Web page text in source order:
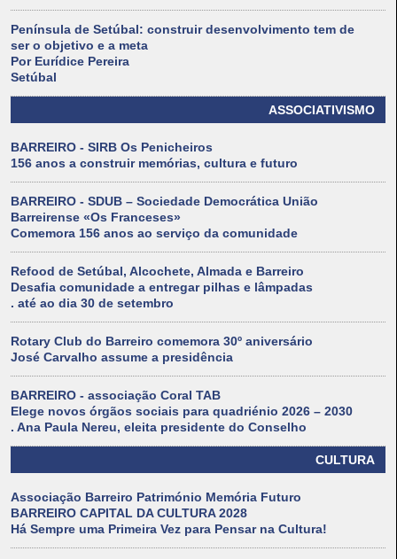
Península de Setúbal: construir desenvolvimento tem de
ser o objetivo e a meta
Por Eurídice Pereira
Setúbal
ASSOCIATIVISMO
BARREIRO - SIRB Os Penicheiros
156 anos a construir memórias, cultura e futuro
BARREIRO - SDUB – Sociedade Democrática União
Barreirense «Os Franceses»
Comemora 156 anos ao serviço da comunidade
Refood de Setúbal, Alcochete, Almada e Barreiro
Desafia comunidade a entregar pilhas e lâmpadas
. até ao dia 30 de setembro
Rotary Club do Barreiro comemora 30º aniversário
José Carvalho assume a presidência
BARREIRO - associação Coral TAB
Elege novos órgãos sociais para quadriénio 2026 – 2030
. Ana Paula Nereu, eleita presidente do Conselho
CULTURA
Associação Barreiro Património Memória Futuro
BARREIRO CAPITAL DA CULTURA 2028
Há Sempre uma Primeira Vez para Pensar na Cultura!